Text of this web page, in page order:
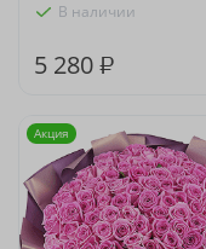
В наличии
5 280 ₽
Акция